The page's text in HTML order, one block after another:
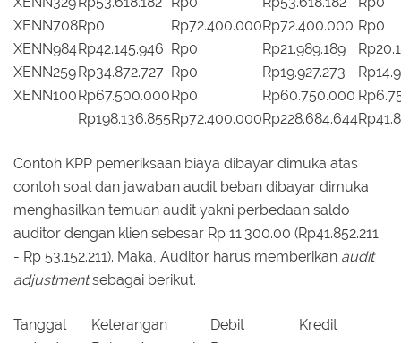
XENN708Rp0 Rp72.400.000Rp72.400.000 Rp0
XENN984Rp42.145.946 Rp0 Rp21.989.189
XENN259 Rp34.872.727 Rp0 Rp19.927.273
XENN100 Rp67.500.000 Rp0 Rp60.750.000
Rp198.136.855Rp72.400.000Rp228.684.644
Contoh KPP pemeriksaan biaya dibayar dimuka atas
contoh soal dan jawaban audit beban dibayar dimuka
menghasilkan temuan audit yakni perbedaan saldo
auditor dengan klien sebesar Rp 11.300.00 (Rp41.852.211
- Rp 53.152.211). Maka, Auditor harus memberikan audit
adjustmentsebagai berikut.
Tanggal Keterangan Debit
Kredit